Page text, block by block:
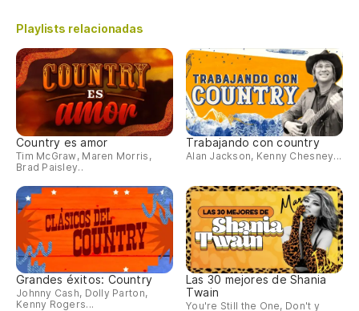
Playlists relacionadas
Country es amor
Tim McGraw, Maren Morris,
Brad Paisley..
Trabajando con country
Alan Jackson, Kenny Chesney...
Grandes éxitos: Country
Johnny Cash, Dolly Parton,
Kenny Rogers...
Las 30 mejores de Shania
Twain
You're Still the One, Don't y